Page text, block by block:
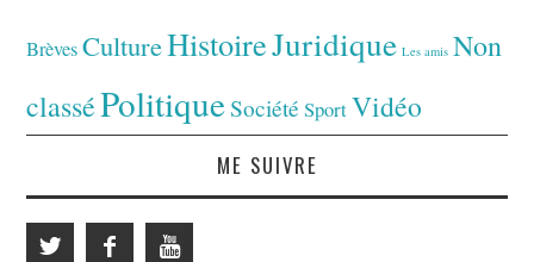
Brèves CultureHistoireJuridique Les amis Non
classéPolitiqueSociété SportVidéo
ME SUIVRE